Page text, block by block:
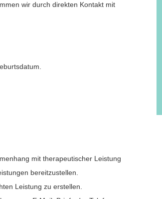
wir durch direkten Kontakt mit
mit therapeutischer Leistung
bereitzustellen.
Leistung zu erstellen.